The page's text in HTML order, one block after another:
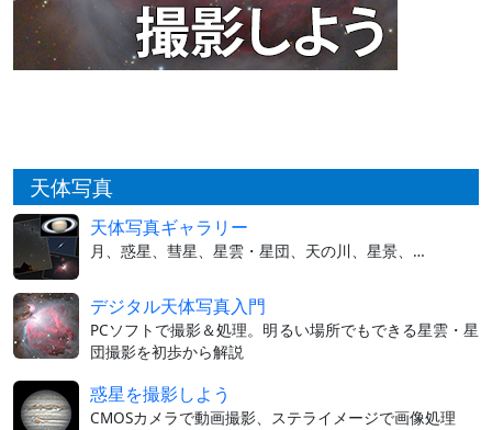
天体写真
天体写真ギャラリー
月、惑星、彗星、星雲・星団、天の川、星景、…
デジタル天体写真入門
PCソフトで撮影＆処理。明るい場所でもできる星雲・星
団撮影を初歩から解説
惑星を撮影しよう
CMOSカメラで動画撮影、ステライメージで画像処理